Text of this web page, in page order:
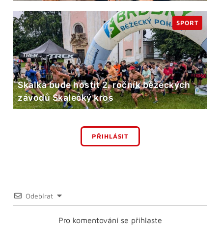
Skalka bude hostit 2. ročník běžeckých
závodů Skalecký kros
SPORT
PŘIHLÁSIT
Odebírat
Pro komentování se přihlaste